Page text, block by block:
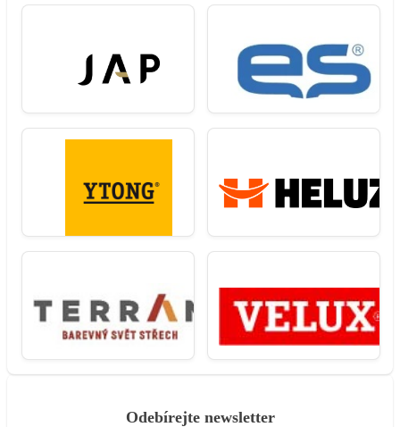
Odebírejte newsletter